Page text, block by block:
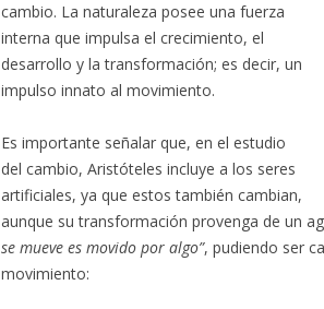
cambio. La naturaleza posee una fuerza
interna que impulsa el crecimiento, el
desarrollo y la transformación; es decir, un
impulso innato al movimiento.
Es importante señalar que, en el estudio
del cambio, Aristóteles incluye a los seres
artificiales, ya que estos también cambian,
aunque su transformación provenga de un
se mueve es movido por algo”, pudiendo ser
movimiento: